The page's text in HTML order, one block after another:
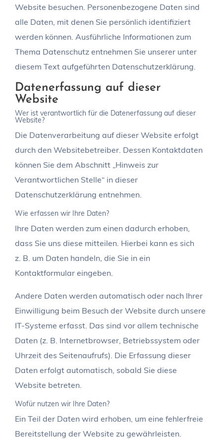
Website besuchen. Personenbezogene Daten sind
alle Daten, mit denen Sie persönlich identifiziert
werden können. Ausführliche Informationen zum
Thema Datenschutz entnehmen Sie unserer unter
diesem Text aufgeführten Datenschutzerklärung.
Datenerfassung auf dieser
Website
Wer ist verantwortlich für die Datenerfassung auf dieser
Website?
Die Datenverarbeitung auf dieser Website erfolgt
durch den Websitebetreiber. Dessen Kontaktdaten
können Sie dem Abschnitt „Hinweis zur
Verantwortlichen Stelle“ in dieser
Datenschutzerklärung entnehmen.
Wie erfassen wir Ihre Daten?
Ihre Daten werden zum einen dadurch erhoben,
dass Sie uns diese mitteilen. Hierbei kann es sich
z. B. um Daten handeln, die Sie in ein
Kontaktformular eingeben.
Andere Daten werden automatisch oder nach Ihrer
Einwilligung beim Besuch der Website durch unsere
IT-Systeme erfasst. Das sind vor allem technische
Daten (z. B. Internetbrowser, Betriebssystem oder
Uhrzeit des Seitenaufrufs). Die Erfassung dieser
Daten erfolgt automatisch, sobald Sie diese
Website betreten.
Wofür nutzen wir Ihre Daten?
Ein Teil der Daten wird erhoben, um eine fehlerfreie
Bereitstellung der Website zu gewährleisten.